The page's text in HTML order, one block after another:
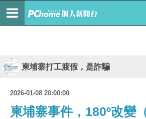
柬埔寨打工渡假，是詐騙
2026-01-08 20:00:00
柬埔寨事件，180º改變